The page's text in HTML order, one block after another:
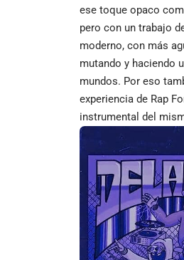
ese toque opaco
pero con un trabajo
moderno, con más
mutando y haciendo
mundos. Por eso
experiencia de Rap
instrumental del